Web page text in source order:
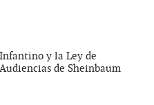
Infantino y la Ley de
Audiencias de Sheinbaum